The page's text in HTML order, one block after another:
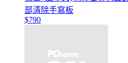
部清除手寫板
$790